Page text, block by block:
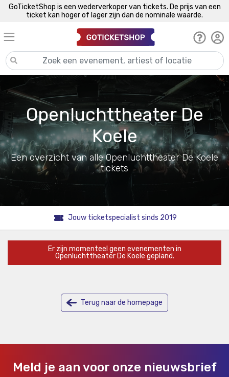
GoTicketShop is een wederverkoper van tickets. De prijs van een
ticket kan hoger of lager zijn dan de nominale waarde.
Openluchttheater De
Koele
Een overzicht van alle Openluchttheater De Koele
tickets
Jouw ticketspecialist sinds 2019
Er zijn momenteel geen evenementen in
Openluchttheater De Koele gepland.
Terug naar de homepage
Meld je aan voor onze nieuwsbrief